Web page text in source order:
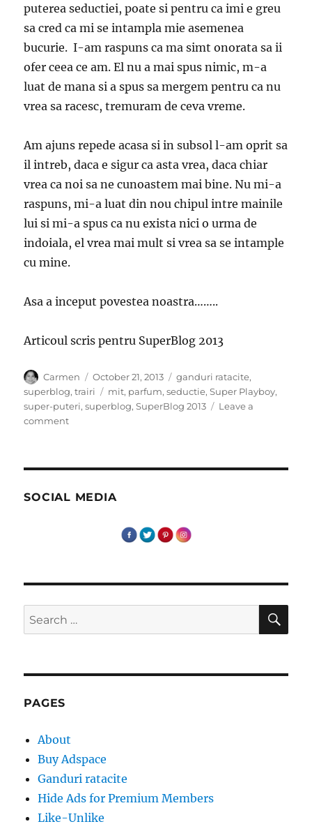
puterea seductiei, poate si pentru ca imi e greu
sa cred ca mi se intampla mie asemenea
bucurie. I-am raspuns ca ma simt onorata sa ii
ofer ceea ce am. El nu a mai spus nimic, m-a
luat de mana si a spus sa mergem pentru ca nu
vrea sa racesc, tremuram de ceva vreme.
Am ajuns repede acasa si in subsol l-am oprit sa
il intreb, daca e sigur ca asta vrea, daca chiar
vrea ca noi sa ne cunoastem mai bine. Nu mi-a
raspuns, mi-a luat din nou chipul intre mainile
lui si mi-a spus ca nu exista nici o urma de
indoiala, el vrea mai mult si vrea sa se intample
cu mine.
Asa a inceput povestea noastra……..
Articoul scris pentru SuperBlog 2013
Author
Carmen
Posted
on
October 21, 2013 Categories
ganduri ratacite,
superblog,trairi Tags
mit, parfum,seductie,Super Playboy,
super-puteri,superblog,SuperBlog 2013
Leave a
commenton
SOCIAL MEDIA
Search
for:
PAGES
About
Buy Adspace
Ganduri ratacite
Hide Ads for Premium Members
Like-Unlike